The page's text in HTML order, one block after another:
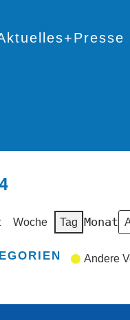
Woche Tag Monat
Andere